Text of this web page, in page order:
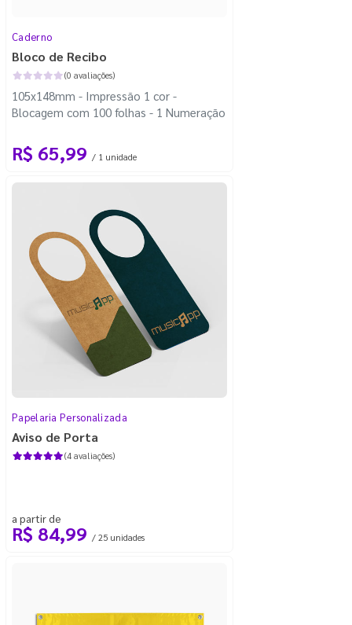
Caderno
Bloco de Recibo
(0 avaliações)
105x148mm - Impressão 1 cor -
Blocagem com 100 folhas - 1 Numeração
R$ 65,99 / 1 unidade
Papelaria Personalizada
Aviso de Porta
(4 avaliações)
a partir de
R$ 84,99 / 25 unidades